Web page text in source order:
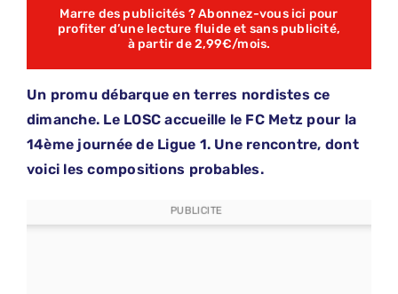
Marre des publicités ? Abonnez-vous ici pour
profiter d’une lecture fluide et sans publicité,
à partir de 2,99€/mois.
Un promu débarque en terres nordistes ce
dimanche. Le LOSC accueille le FC Metz pour la
14ème journée de Ligue 1. Une rencontre, dont
voici les compositions probables.
PUBLICITE